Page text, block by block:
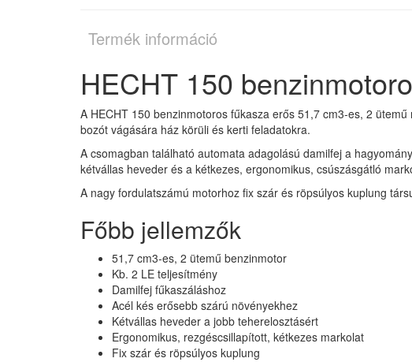
Termék információ
HECHT 150
A HECHT 150 benzinmotoros fűkasza erős 51,7 cm3-es, 2
bozót vágására ház körüli és kerti feladatokra.
A csomagban található automata adagolású damilfej a
kétvállas heveder és a kétkezes, ergonomikus, csúszásgátló
A nagy fordulatszámú motorhoz fix szár és röpsúlyos kuplung
Főbb jellemzők
51,7 cm3-es, 2 ütemű benzinmotor
Kb. 2 LE teljesítmény
Damilfej fűkaszáláshoz
Acél kés erősebb szárú növényekhez
Kétvállas heveder a jobb teherelosztásért
Ergonomikus, rezgéscsillapított, kétkezes markolat
Fix szár és röpsúlyos kuplung